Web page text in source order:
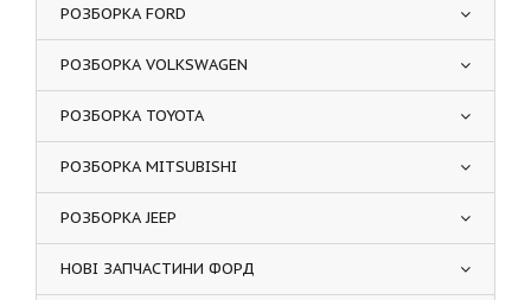
РОЗБОРКА FORD
РОЗБОРКА VOLKSWAGEN
РОЗБОРКА TOYOTA
РОЗБОРКА MITSUBISHI
РОЗБОРКА JEEP
НОВІ ЗАПЧАСТИНИ ФОРД